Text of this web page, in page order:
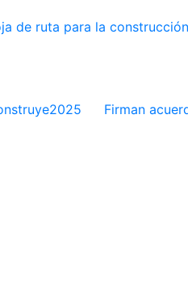
de ruta para la
Firman